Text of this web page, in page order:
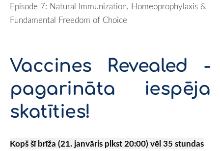
Episode 7: Natural Immunization, Homeoprophylaxis &
Fundamental Freedom of Choice
Vaccines Revealed -
pagarināta iespēja
skatīties!
Kopš šī brīža (21. janvāris plkst 20:00) vēl 35 stundas